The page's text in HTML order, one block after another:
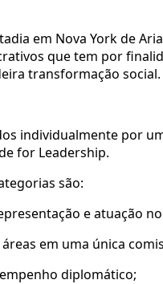
em Nova York de
que tem por
transformação social.
individualmente por
for Leadership.
são:
e atuação
em uma única
diplomático;